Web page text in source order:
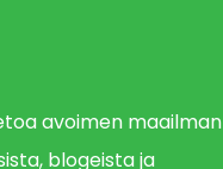
avoimen maailman
blogeista ja